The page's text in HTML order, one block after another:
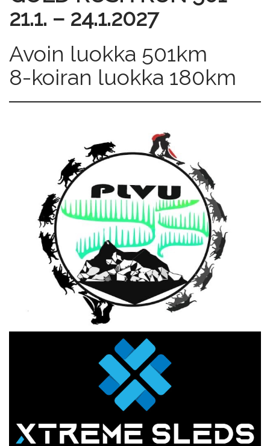
21.1. – 24.1.2027
Avoin luokka 501km
8-koiran luokka 180km